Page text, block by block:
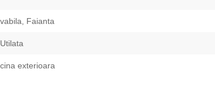
Faianta
exterioara